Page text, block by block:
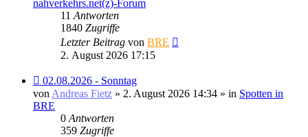
nahverkehrs.net(z)-Forum
11 Antworten
1840 Zugriffe
Letzter Beitrag von BRE
2. August 2026 17:15
Neuer
Beitrag
02.08.2026 - Sonntag
von Andreas Fietz » 2. August 2026 14:34 » in Spotten in
BRE
0 Antworten
359 Zugriffe